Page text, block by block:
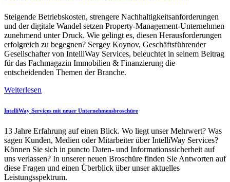
Steigende Betriebskosten, strengere Nachhaltigkeitsanforderungen
und der digitale Wandel setzen Property-Management-Unternehmen
zunehmend unter Druck. Wie gelingt es, diesen Herausforderungen
erfolgreich zu begegnen? Sergey Koynov, Geschäftsführender
Gesellschafter von IntelliWay Services, beleuchtet in seinem Beitrag
für das Fachmagazin Immobilien & Finanzierung die
entscheidenden Themen der Branche.
Weiterlesen
IntelliWay Services mit neuer Unternehmensbroschüre
13 Jahre Erfahrung auf einen Blick. Wo liegt unser Mehrwert? Was
sagen Kunden, Medien oder Mitarbeiter über IntelliWay Services?
Können Sie sich in puncto Daten- und Informationssicherheit auf
uns verlassen? In unserer neuen Broschüre finden Sie Antworten auf
diese Fragen und einen Überblick über unser aktuelles
Leistungsspektrum.